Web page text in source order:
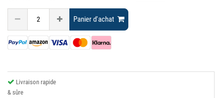
Panier d'achat
Livraison rapide
& sûre